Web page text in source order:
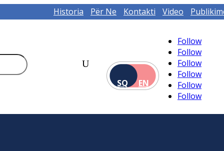
Historia Për Ne Kontakti Video
SQ EN
Follow
Follow
Follow
Follow
Follow
Follow